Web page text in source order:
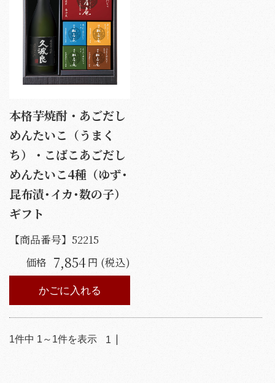
本格芋焼酎・あごだし
めんたいこ（うまく
ち）・こばこあごだし
めんたいこ4種（ゆず･
昆布漬･イカ･数の子）
ギフト
【商品番号】 52215
価格 7,854円 (税込)
かごに入れる
1件中 1 ～ 1件を表示 1